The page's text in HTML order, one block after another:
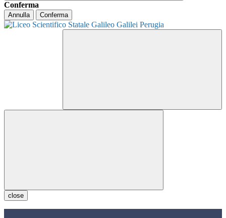
Conferma
Annulla Conferma
close